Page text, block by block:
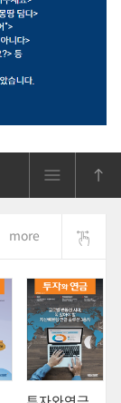
more